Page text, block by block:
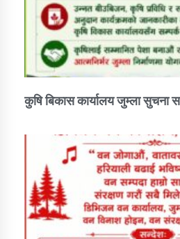
तातोपानी गाउँपालिका
कुषि बिकास कार्यालय जुम्ला सुचना